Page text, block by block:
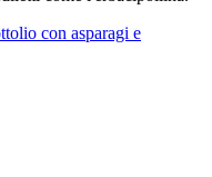
con asparagi e